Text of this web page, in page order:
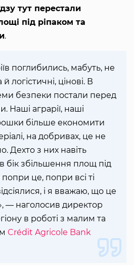
тут перестали
під ріпаком та
.
поглибились, мабуть, не
й логістичні, цінові. В
безпеки постали перед
Наші аграрії, наші
більше економити
на добривах, це не
Дехто з них навіть
бік збільшення площ під
це, попри всі ті
і я вважаю, що це
— наголосив директор
в роботі з малим та
Crédit Agricole Bank